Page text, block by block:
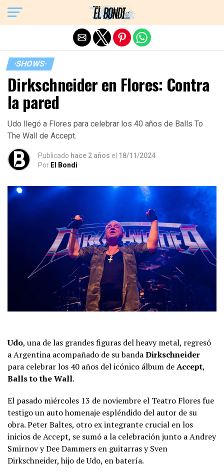
·SHOWS·
Dirkschneider en Flores: Contra
la pared
Udo llegó a Flores para celebrar los 40 años de Balls To
The Wall de Accept.
Publicado hace 2 años el 18/11/2024
Por El Bondi
Udo, una de las grandes figuras del heavy metal, regresó
a Argentina acompañado de su bandaDirkschneider
para celebrar los 40 años del icónico álbum deAccept,
Balls to the Wall.
El pasado miércoles 13 de noviembre el Teatro Flores fue
testigo un auto homenaje espléndido del autor de su
obra. Peter Baltes, otro ex integrante crucial en los
inicios de Accept, se sumó a la celebración junto a Andrey
Smirnov y Dee Dammers en guitarras y Sven
Dirkschneider, hijo de Udo, en batería.
Exit mobile version